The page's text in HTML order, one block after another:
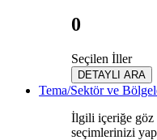
0
Seçilen İller
DETAYLI ARA
Tema/Sektör ve
İlgili içeriğe göz
seçimlerinizi